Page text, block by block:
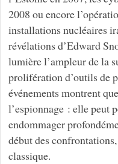
2008 ou encore
installations nucléaires
révélations d’Edward
lumière l’ampleur de la
prolifération d’outils de
événements montrent que
l’espionnage : elle peut
endommager
début des
classique.